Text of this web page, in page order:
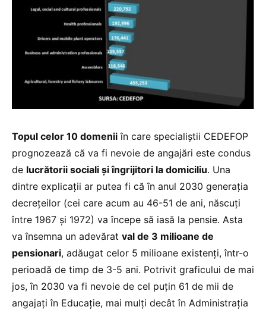
Topul celor 10 domenii în care specialiştii CEDEFOP
prognozează că va fi nevoie de angajări este condus
de lucrătorii sociali şi îngrijitori la domiciliu. Una
dintre explicaţii ar putea fi că în anul 2030 generaţia
decreţeilor (cei care acum au 46-51 de ani, născuţi
între 1967 şi 1972) va începe să iasă la pensie. Asta
va însemna un adevărat val de 3 milioane de
pensionari, adăugat celor 5 milioane existenţi, într-o
perioadă de timp de 3-5 ani. Potrivit graficului de mai
jos, în 2030 va fi nevoie de cel puţin 61 de mii de
angajaţi în Educaţie, mai mulţi decât în Administraţia